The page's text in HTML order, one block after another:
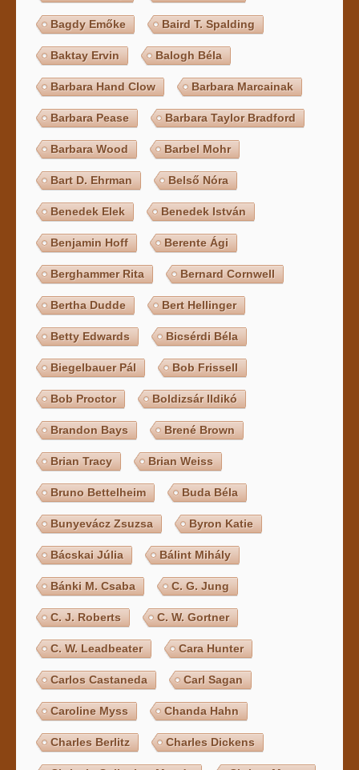
Bagdy Emőke Baird T. Spalding
Baktay Ervin Balogh Béla
Barbara Hand Clow Barbara Marcainak
Barbara Pease Barbara Taylor Bradford
Barbara Wood Barbel Mohr
Bart D. Ehrman Belső Nóra
Benedek Elek Benedek István
Benjamin Hoff Berente Ági
Berghammer Rita Bernard Cornwell
Bertha Dudde Bert Hellinger
Betty Edwards Bicsérdi Béla
Biegelbauer Pál Bob Frissell
Bob Proctor Boldizsár Ildikó
Brandon Bays Brené Brown
Brian Tracy Brian Weiss
Bruno Bettelheim Buda Béla
Bunyevácz Zsuzsa Byron Katie
Bácskai Júlia Bálint Mihály
Bánki M. Csaba C. G. Jung
C. J. Roberts C. W. Gortner
C. W. Leadbeater Cara Hunter
Carlos Castaneda Carl Sagan
Caroline Myss Chanda Hahn
Charles Berlitz Charles Dickens